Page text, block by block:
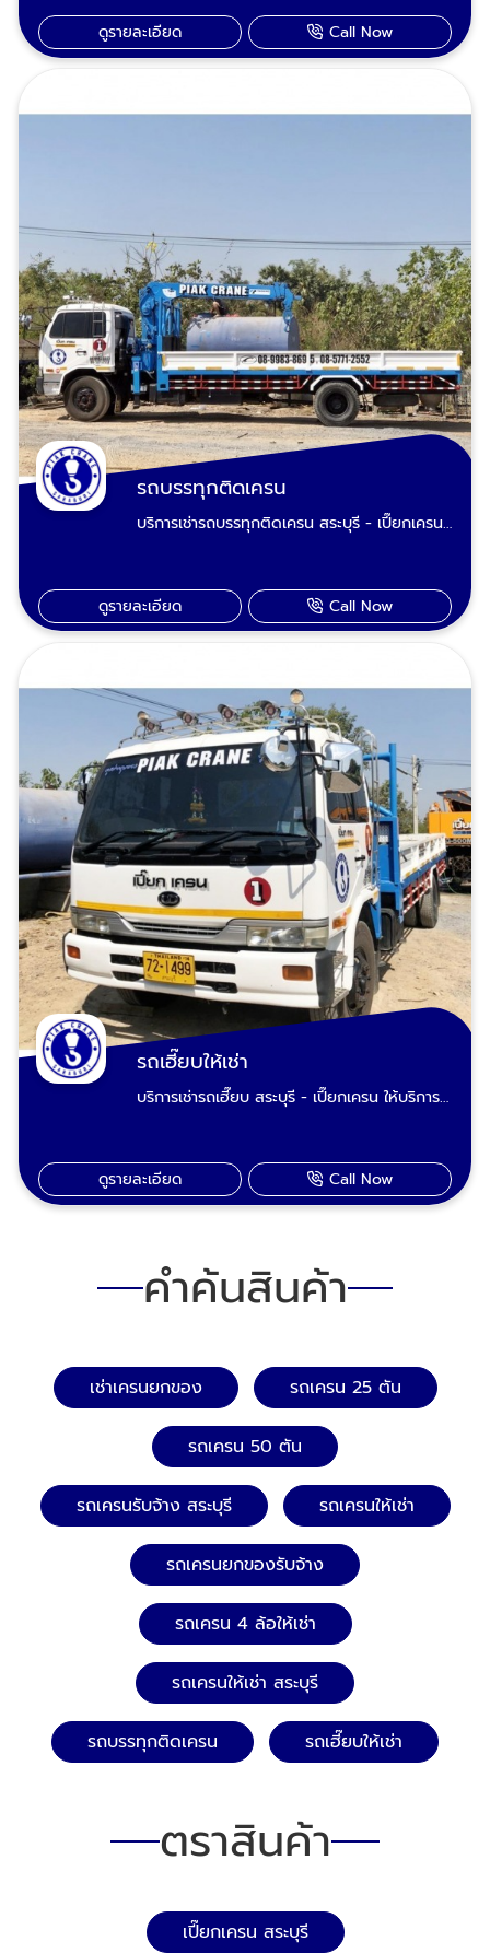
งานตามกำหนด เรียกหา "เปี๊ยกเครน" เรามีรถรับ
งานพื้นที่ อำเภอเมืองสระบุรีหนองแค วิหารแดง
หนองแซง แก่งคอย เสาไห้ เฉลิมพระเกียรติ
ม่วง หินกอง มวกเหล็ก วังน้อย อุทัย ภาชี
ดูรายละเอียด Call Now
รถบรรทุกติดเครน
บริการเช่ารถบรรทุกติดเครน สระบุรี - เปี๊ยกเครน
ขนส่งของหนักของใหญ่ งานเซฟตี้ 100% รถทุก
คันมีอุปกรณ์งานยก สลิงผ้าใบ สายรัด ผ้าใบคลุม
เรามีรถบรรทุกติดเครนรับงานพื้นที่ อำเภอเมือง
เสาไห้ เฉลิมพระเกียรติ บ้านหมอ พระพุทธบาท
ดอนพุด หนองโดน วังม่วง หินกอง มวกเหล็ก
วังน้อย อุทัย ภาชี บางปะอิน พระนครศรีอยุธยา
ลพบุรี บ้านนา องครักษ์ นครนายก ปากช่อง เขา
ใหญ่ โคราช ติดต่อเรียกใช้บริการเช่ารถ
บรรทุกติดเครน : 089-983-8695, 085-771-
2552
ดูรายละเอียด Call Now
รถเฮี๊ยบให้เช่า
บริการเช่ารถเฮี๊ยบ สระบุรี - เปี๊ยกเครน ให้บริการ
ขนส่งของหนักของใหญ่ งานเซฟตี้ 100% รถ
เฮี๊ยบทุกคันมีอุปกรณ์งานยก สลิงผ้าใบ สายรัด
ผ้าใบคลุม รองรับงานเช่ารายวัน รายเดือน และ
หนองแซง แก่งคอย เสาไห้ เฉลิมพระเกียรติ
บ้านหมอ พระพุทธบาท ดอนพุด หนองโดน วัง
องครักษ์ นครนายก ปากช่อง เขาใหญ่ โคราช
ติดต่อเรียกใช้บริการเช่ารถเฮี๊ยบ : 089-983-
ดูรายละเอียด Call Now
คำค้นสินค้า
เช่าเครนยกของ รถเครน 25 ตัน
รถเครน 50 ตัน
รถเครนรับจ้าง สระบุรี รถเครนให้เช่า
รถเครนยกของรับจ้าง
รถเครน 4 ล้อให้เช่า
รถเครนให้เช่า สระบุรี
รถบรรทุกติดเครน รถเฮี๊ยบให้เช่า
ตราสินค้า
เปี๊ยกเครน สระบุรี